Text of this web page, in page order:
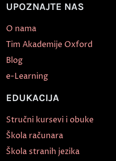
UPOZNAJTE NAS
O nama
Tim Akademije Oxford
Blog
e-Learning
EDUKACIJA
Stručni kursevi i obuke
Škola računara
Škola stranih jezika